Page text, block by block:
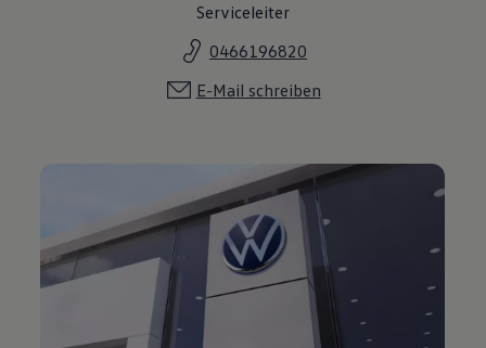
Serviceleiter
0466196820
E-Mail schreiben